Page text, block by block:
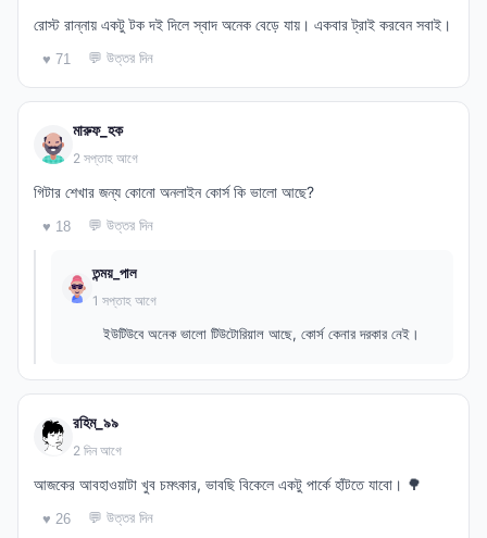
রোস্ট রান্নায় একটু টক দই দিলে স্বাদ অনেক বেড়ে যায়। একবার ট্রাই করবেন সবাই।
♥ 71 💬 উত্তর দিন
মারুফ_হক
2 সপ্তাহ আগে
গিটার শেখার জন্য কোনো অনলাইন কোর্স কি ভালো আছে?
♥ 18 💬 উত্তর দিন
তন্ময়_পাল
1 সপ্তাহ আগে
ইউটিউবে অনেক ভালো টিউটোরিয়াল আছে, কোর্স কেনার দরকার নেই।
রহিম_৯৯
2 দিন আগে
আজকের আবহাওয়াটা খুব চমৎকার, ভাবছি বিকেলে একটু পার্কে হাঁটতে যাবো। 🌳
♥ 26 💬 উত্তর দিন